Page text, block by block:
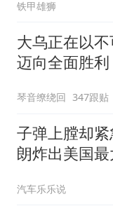
铁甲雄狮
大乌正在以
迈向全面胜利
琴音缭绕回 347跟贴
子弹上膛却
朗炸出美国最
汽车乐乐说